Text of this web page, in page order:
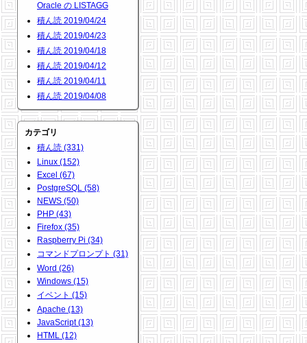
Oracle の LISTAGG
積ん読 2019/04/24
積ん読 2019/04/23
積ん読 2019/04/18
積ん読 2019/04/12
積ん読 2019/04/11
積ん読 2019/04/08
カテゴリ
積ん読 (331)
Linux (152)
Excel (67)
PostgreSQL (58)
NEWS (50)
PHP (43)
Firefox (35)
Raspberry Pi (34)
コマンドプロンプト (31)
Word (26)
Windows (15)
イベント (15)
Apache (13)
JavaScript (13)
HTML (12)